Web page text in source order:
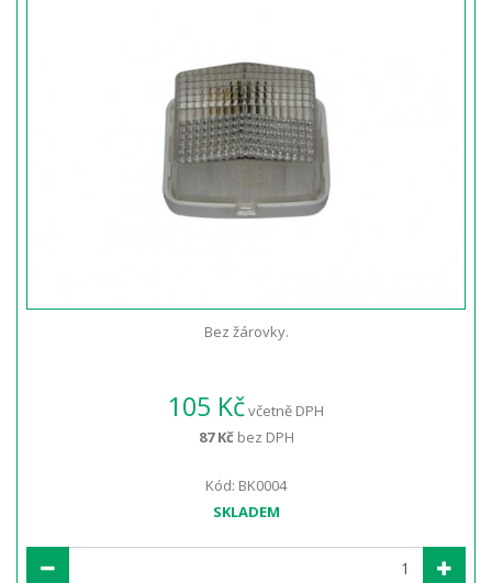
Bez žárovky.
105 Kčvčetně DPH
87 Kčbez DPH
Kód: BK0004
SKLADEM